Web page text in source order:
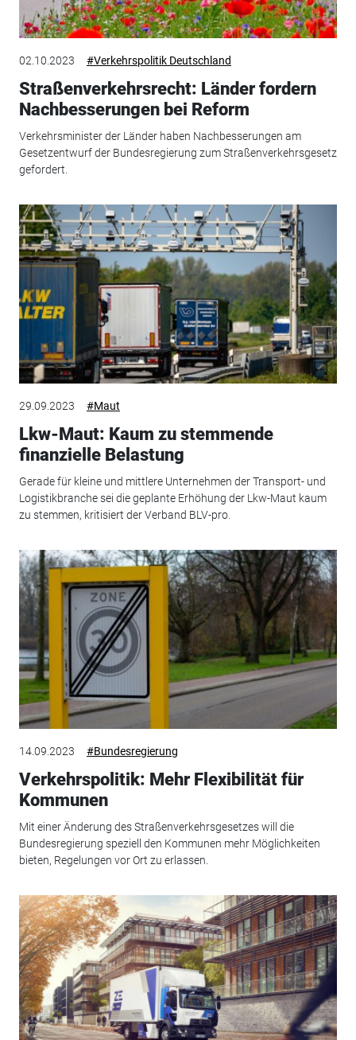
02.10.2023 #Verkehrspolitik Deutschland
Straßenverkehrsrecht: Länder fordern
Nachbesserungen bei Reform
Verkehrsminister der Länder haben Nachbesserungen am
Gesetzentwurf der Bundesregierung zum Straßenverkehrsgesetz
gefordert.
29.09.2023 #Maut
Lkw-Maut: Kaum zu stemmende
finanzielle Belastung
Gerade für kleine und mittlere Unternehmen der Transport- und
Logistikbranche sei die geplante Erhöhung der Lkw-Maut kaum
zu stemmen, kritisiert der Verband BLV-pro.
14.09.2023 #Bundesregierung
Verkehrspolitik: Mehr Flexibilität für
Kommunen
Mit einer Änderung des Straßenverkehrsgesetzes will die
Bundesregierung speziell den Kommunen mehr Möglichkeiten
bieten, Regelungen vor Ort zu erlassen.